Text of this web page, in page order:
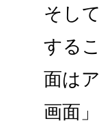
そし
する
面は
画面